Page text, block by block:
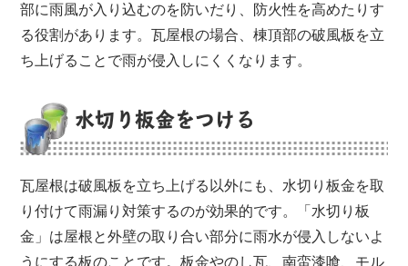
部に雨風が入り込むのを防いだり、防火性を高めたりす
る役割があります。瓦屋根の場合、棟頂部の破風板を立
ち上げることで雨が侵入しにくくなります。
水切り板金をつける
瓦屋根は破風板を立ち上げる以外にも、水切り板金を取
り付けて雨漏り対策するのが効果的です。「水切り板
金」は屋根と外壁の取り合い部分に雨水が侵入しないよ
うにする板のことです。板金やのし瓦、南蛮漆喰、モル